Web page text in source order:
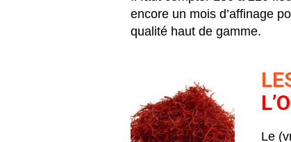
encore un mois d’affinage
qualité haut de gamme.
Le